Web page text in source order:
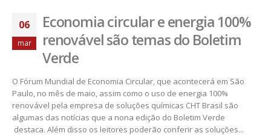
06
mar
Economia circular e energia 100%
renovável são temas do Boletim
Verde
O Fórum Mundial de Economia Circular, que acontecerá em São
Paulo, no mês de maio, assim como o uso de energia 100%
renovável pela empresa de soluções químicas CHT Brasil são
algumas das notícias que a nona edição do Boletim Verde
destaca. Além disso os leitores poderão conferir as soluções...